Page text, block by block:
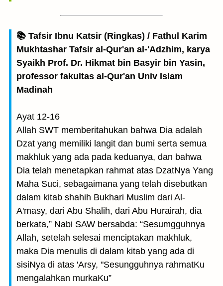
📚 Tafsir Ibnu Katsir (Ringkas) / Fathul Karim
Mukhtashar Tafsir al-Qur'an al-'Adzhim, karya
Syaikh Prof. Dr. Hikmat bin Basyir bin Yasin,
professor fakultas al-Qur'an Univ Islam
Madinah
Ayat 12-16
Allah SWT memberitahukan bahwa Dia adalah
Dzat yang memiliki langit dan bumi serta semua
makhluk yang ada pada keduanya, dan bahwa
Dia telah menetapkan rahmat atas DzatNya Yang
Maha Suci, sebagaimana yang telah disebutkan
dalam kitab shahih Bukhari Muslim dari Al-
A'masy, dari Abu Shalih, dari Abu Hurairah, dia
berkata,” Nabi SAW bersabda: “Sesumgguhnya
Allah, setelah selesai menciptakan makhluk,
maka Dia menulis di dalam kitab yang ada di
sisiNya di atas 'Arsy, "Sesungguhnya rahmatKu
mengalahkan murkaKu”